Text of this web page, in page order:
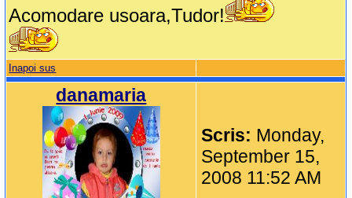
Acomodare usoara,Tudor!
Inapoi sus
danamaria
Scris: Monday,
September 15,
2008 11:52 AM